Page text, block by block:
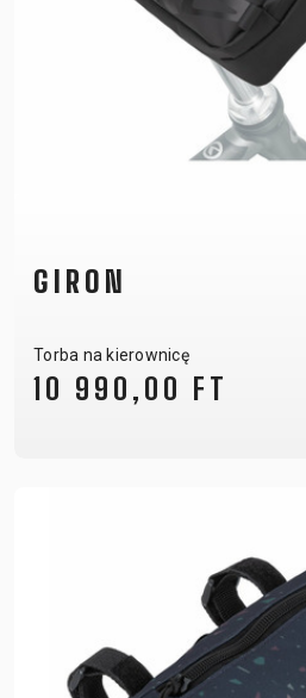
GIRON
Torba na kierownicę
10 990,00 FT